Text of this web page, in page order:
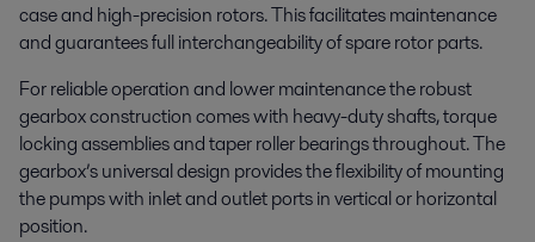
case and high-precision rotors. This facilitates maintenance
and guarantees full interchangeability of spare rotor parts.
For reliable operation and lower maintenance the robust
gearbox construction comes with heavy-duty shafts, torque
locking assemblies and taper roller bearings throughout. The
gearbox’s universal design provides the flexibility of mounting
the pumps with inlet and outlet ports in vertical or horizontal
position.